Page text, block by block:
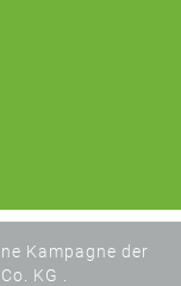
Kampagne der
KG .